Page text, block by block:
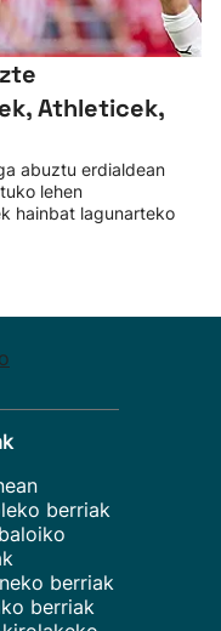
Athleticek,
abuztu erdialdean
lehen
hainbat lagunarteko
berriak
berriak
berriak